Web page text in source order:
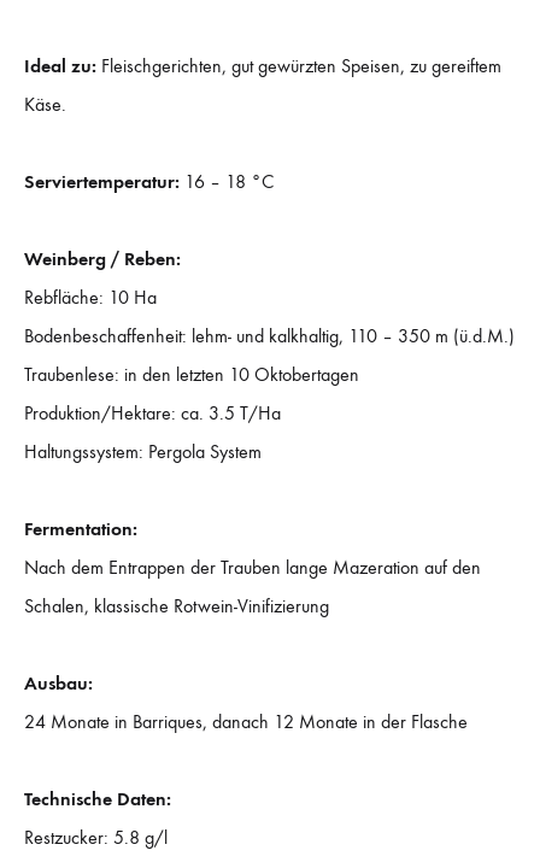
Ideal zu: Fleischgerichten, gut gewürzten Speisen, zu gereiftem
Käse.
Serviertemperatur: 16 – 18 °C
Weinberg / Reben:
Rebfläche: 10 Ha
Bodenbeschaffenheit: lehm- und kalkhaltig, 110 – 350 m (ü.d.M.)
Traubenlese: in den letzten 10 Oktobertagen
Produktion/Hektare: ca. 3.5 T/Ha
Haltungssystem: Pergola System
Fermentation:
Nach dem Entrappen der Trauben lange Mazeration auf den
Schalen, klassische Rotwein-Vinifizierung
Ausbau:
24 Monate in Barriques, danach 12 Monate in der Flasche
Technische Daten:
Restzucker: 5.8 g/l